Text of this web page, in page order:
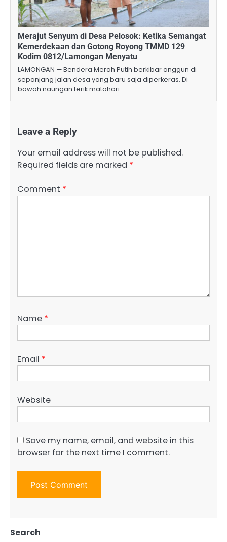
Merajut Senyum di Desa Pelosok: Ketika Semangat
Kemerdekaan dan Gotong Royong TMMD 129
Kodim 0812/Lamongan Menyatu
​LAMONGAN — Bendera Merah Putih berkibar anggun di
sepanjang jalan desa yang baru saja diperkeras. Di
bawah naungan terik matahari…
Leave a Reply
Your email address will not be published.
Required fields are marked *
Comment *
Name *
Email *
Website
Save my name, email, and website in this
browser for the next time I comment.
Search